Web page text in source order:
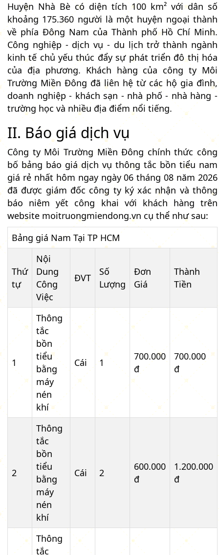
Huyện Nhà Bè có diện tích 100 km² với dân số
khoảng 175.360 người là một huyện ngoại thành
về phía Đông Nam của Thành phố Hồ Chí Minh.
Công nghiệp - dịch vụ - du lịch trở thành ngành
kinh tế chủ yếu thúc đẩy sự phát triển đô thị hóa
của địa phương. Khách hàng của công ty Môi
Trường Miền Đông đã liên hệ từ các hộ gia đình,
doanh nghiệp - khách sạn - nhà phố - nhà hàng -
trường học và nhiều địa điểm nổi tiếng.
II. Báo giá dịch vụ
Công ty Môi Trường Miền Đông chính thức công
bố bảng báo giá dịch vụ thông tắc bồn tiểu nam
giá rẻ nhất hôm ngay ngày 06 tháng 08 năm 2026
đã được giám đốc công ty ký xác nhận và thông
báo niêm yết công khai với khách hàng trên
website moitruongmiendong.vn cụ thể như sau:
Bảng giá Nam Tại TP HCM
Thứ
tự
Nội
Dung
Công
Việc
ĐVT
Số
Lượng
Đơn
Giá
Thành
Tiền
1
Thông
tắc
bồn
tiểu
bằng
máy
nén
khí
Cái 1
700.000
đ
700.000
đ
2
Thông
tắc
bồn
tiểu
bằng
máy
nén
khí
Cái 2
600.000
đ
1.200.000
đ
Thông
tắc